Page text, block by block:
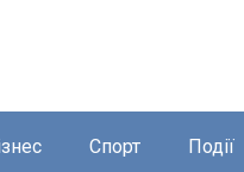
Спорт Події